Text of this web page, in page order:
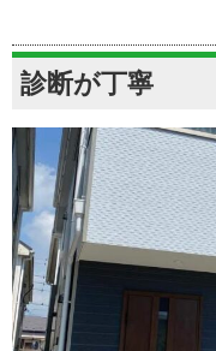
診断が丁寧